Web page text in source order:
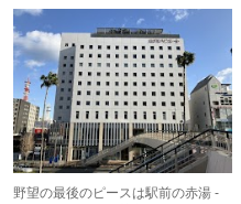
野望の最後のピースは駅前の赤湯 -